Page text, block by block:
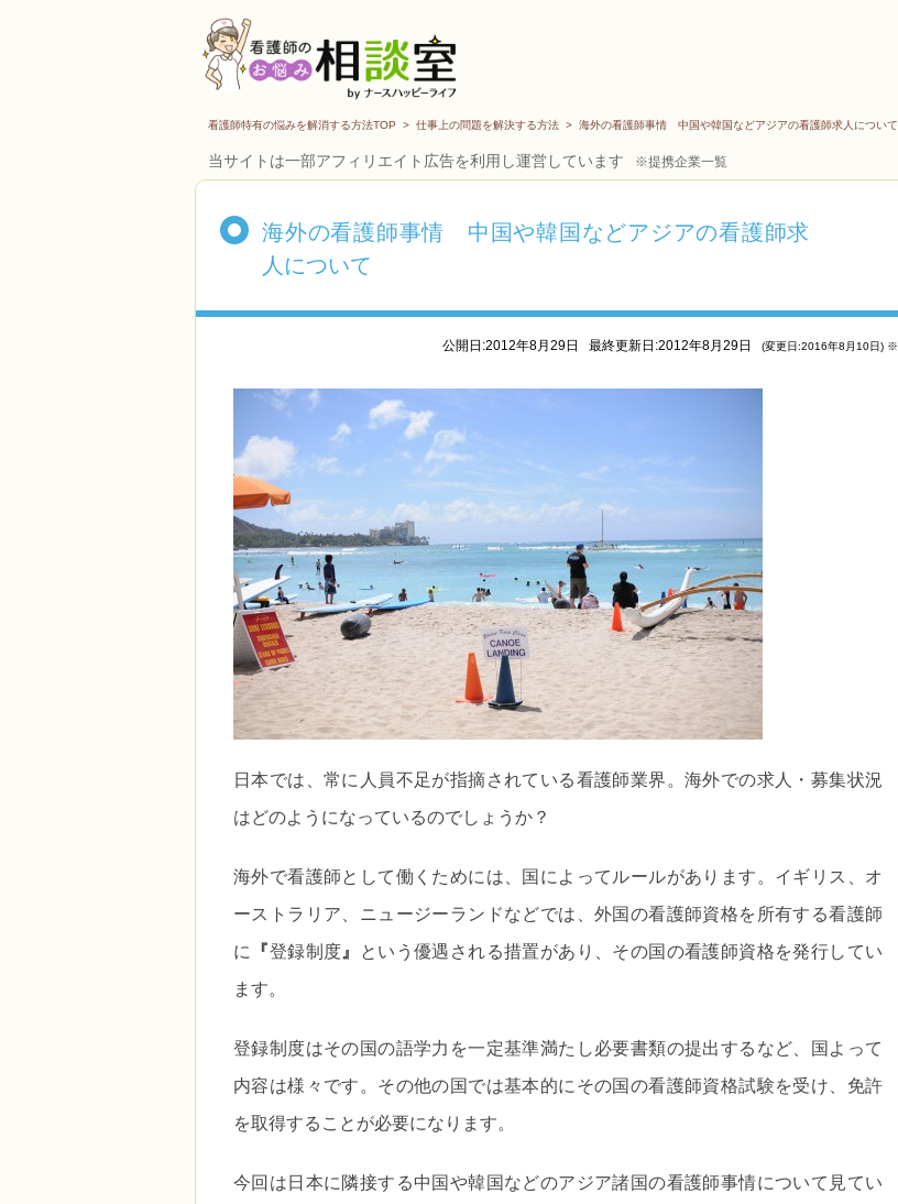
看護師特有の悩みを解消する方法TOP > 仕事上の問題を解決する方法 > 海外の看護師事情 中国や韓国などアジアの看護師求人について
当サイトは一部アフィリエイト広告を利用し運営しています ※提携企業一覧
海外の看護師事情 中国や韓国などアジアの看護師求
人について
公開日:2012年8月29日 最終更新日:2012年8月29日 (変更日:2016年8月10日) ※
日本では、常に人員不足が指摘されている看護師業界。海外での求人・募集状況
はどのようになっているのでしょうか？
海外で看護師として働くためには、国によってルールがあります。イギリス、オ
ーストラリア、ニュージーランドなどでは、外国の看護師資格を所有する看護師
に
『登録制度 』
という優遇される措置があり、その国の看護師資格を発行してい
ます。
登録制度はその国の語学力を一定基準満たし必要書類の提出するなど、国よって
内容は様々です。その他の国では基本的にその国の看護師資格試験を受け、免許
を取得することが必要になります。
今回は日本に隣接する中国や韓国などのアジア諸国の看護師事情について見てい